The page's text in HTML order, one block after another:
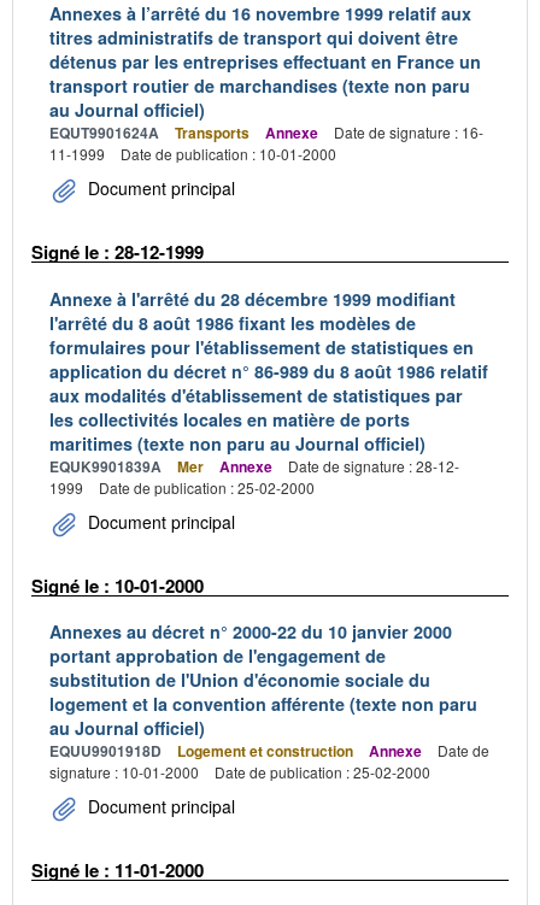
Annexes à l’arrêté du 16 novembre 1999 relatif aux
titres administratifs de transport qui doivent être
détenus par les entreprises effectuant en France un
transport routier de marchandises (texte non paru
au Journal officiel)
EQUT9901624A Transports Annexe
Date de signature : 16-
11-1999
Date de publication : 10-01-2000
Document principal
Signé le : 28-12-1999
Annexe à l'arrêté du 28 décembre 1999 modifiant
l'arrêté du 8 août 1986 fixant les modèles de
formulaires pour l'établissement de statistiques en
application du décret n° 86-989 du 8 août 1986 relatif
aux modalités d'établissement de statistiques par
les collectivités locales en matière de ports
maritimes (texte non paru au Journal officiel)
EQUK9901839A Mer Annexe
Date de signature : 28-12-
1999
Date de publication : 25-02-2000
Document principal
Signé le : 10-01-2000
Annexes au décret n° 2000-22 du 10 janvier 2000
portant approbation de l'engagement de
substitution de l'Union d'économie sociale du
logement et la convention afférente (texte non paru
au Journal officiel)
EQUU9901918D Logement et construction Annexe
Date de
signature : 10-01-2000
Date de publication : 25-02-2000
Document principal
Signé le : 11-01-2000